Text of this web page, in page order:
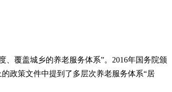
覆盖城乡的养老服务体系”。2016年国务院颁
政策文件中提到了多层次养老服务体系“居